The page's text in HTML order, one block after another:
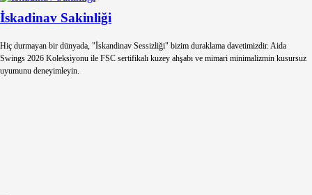
İskadinav Sakinliği
Hiç durmayan bir dünyada, "İskandinav Sessizliği" bizim duraklama davetimizdir. Aida
Swings 2026 Koleksiyonu ile FSC sertifikalı kuzey ahşabı ve mimari minimalizmin kusursuz
uyumunu deneyimleyin.